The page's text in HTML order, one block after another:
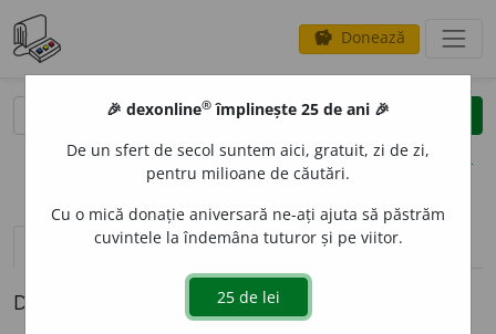
savings Donează
clear
opțiuni
definiții (1) pronunțievolume_up (1)
Definiția cu ID-ul 846929:
🎉 dexonline® împlinește 25 de ani 🎉
De un sfert de secol suntem aici, gratuit, zi de zi,
pentru milioane de căutări.
Cu o mică donație aniversară ne-ați ajuta să păstrăm
cuvintele la îndemâna tuturor și pe viitor.